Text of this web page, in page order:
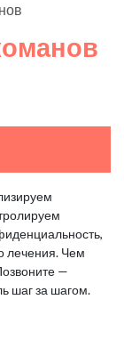
лечения. Чем
—
шаг за шагом.